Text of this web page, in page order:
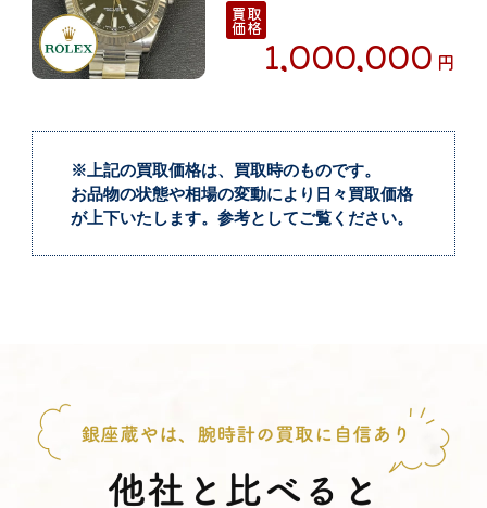
買取
価格
1,000,000 円
※上記の買取価格は、買取時のものです。
お品物の状態や相場の変動により日々買取価格
が上下いたします。参考としてご覧ください。